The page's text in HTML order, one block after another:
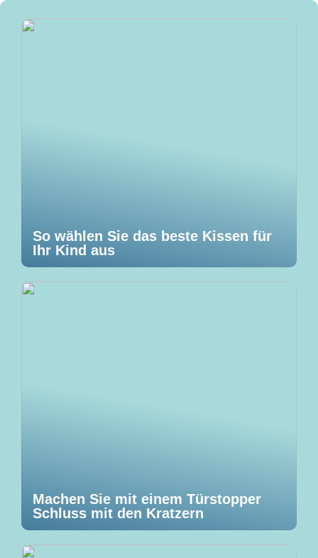
So wählen Sie das beste Kissen für
Ihr Kind aus
Machen Sie mit einem Türstopper
Schluss mit den Kratzern